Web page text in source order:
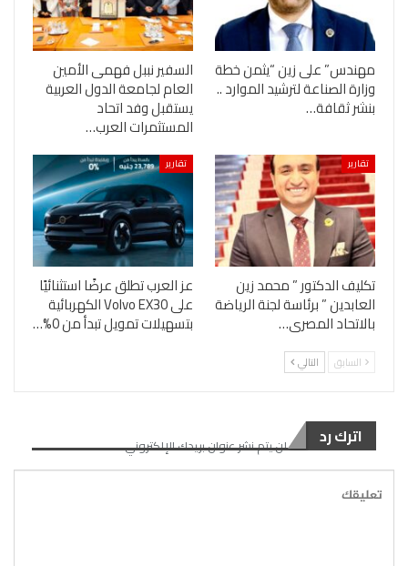
مهندس” على زين “يثمن خطة
وزارة الصناعة لترشيد الموارد ..
بنشر ثقافة…
السفير نببل فهمى الأمين
العام لجامعة الدول العربية
يستقبل وفد اتحاد
المستثمرات العرب…
تقارير
تكليف الدكتور ” محمد زين
العابدين ” برئاسة لجنة الرياضة
بالاتحاد المصرى…
تقارير
عز العرب تطلق عرضًا استثنائيًا
على Volvo EX30 الكهربائية
بتسهيلات تمويل تبدأ من 0%…
السابق التالي
اترك رد لن يتم نشر عنوان بريدك الإلكتروني.